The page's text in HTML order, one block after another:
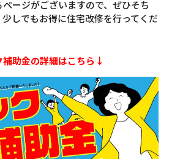
ージがございますので、ぜひそち
しでもお得に住宅改修を行ってくだ
助金の詳細はこちら↓